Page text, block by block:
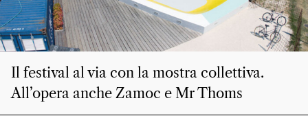
Il festival al via con la mostra collettiva.
All’opera anche Zamoc e Mr Thoms